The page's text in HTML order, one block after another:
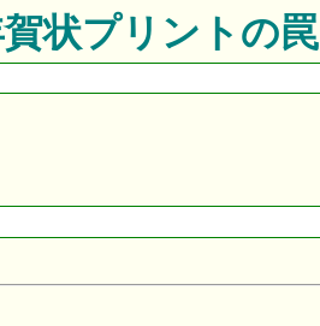
状プリントの罠